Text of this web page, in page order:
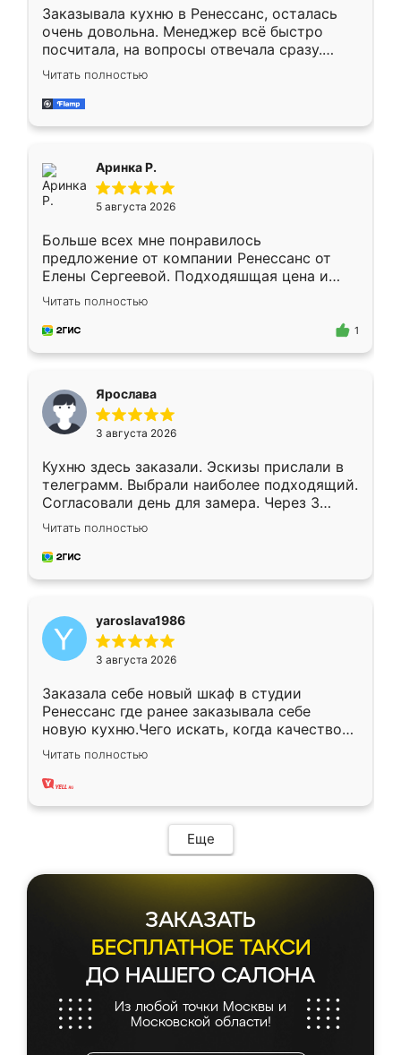
Заказывала кухню в Ренессанс, осталась
очень довольна. Менеджер всё быстро
посчитала, на вопросы отвечала сразу.
Замерщик приехал в субботу, подошёл к
делу со всей ответственностью. Собрали
за день, ребята работали аккуратно, даже
Читать полностью
Аринка Р.
5 августа 2026
Больше всех мне понравилось
предложение от компании Ренессанс от
Елены Сергеевой. Подходяшщая цена и
короткие сроки изготовления. Приехавший
для замера сотрудник Владислав
предложил по моему эскизу самый
Читать полностью
1
Ярослава
3 августа 2026
Кухню здесь заказали. Эскизы прислали в
телеграмм. Выбрали наиболее подходящий.
Согласовали день для замера. Через 3
недели кухня была уже готова. Остались
довольны работой. Спасибо Ренессанс
мебель за качественную работу!
Читать полностью
yaroslava1986
3 августа 2026
Заказала себе новый шкаф в студии
Ренессанс где ранее заказывала себе
новую кухню.Чего искать, когда качеством
вполне довольна. Служит кухня уже почти
два года, нареканий нет.
Читать полностью
Еще
ЗАКАЗАТЬ
БЕСПЛАТНОЕ ТАКСИ
ДО НАШЕГО САЛОНА
Из любой точки Москвы и
Московской области!